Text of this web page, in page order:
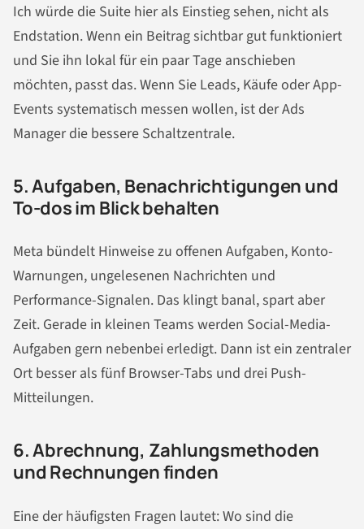
Ich würde die Suite hier als Einstieg sehen, nicht als
Endstation. Wenn ein Beitrag sichtbar gut funktioniert
und Sie ihn lokal für ein paar Tage anschieben
möchten, passt das. Wenn Sie Leads, Käufe oder App-
Events systematisch messen wollen, ist der Ads
Manager die bessere Schaltzentrale.
5. Aufgaben, Benachrichtigungen und
To-dos im Blick behalten
Meta bündelt Hinweise zu offenen Aufgaben, Konto-
Warnungen, ungelesenen Nachrichten und
Performance-Signalen. Das klingt banal, spart aber
Zeit. Gerade in kleinen Teams werden Social-Media-
Aufgaben gern nebenbei erledigt. Dann ist ein zentraler
Ort besser als fünf Browser-Tabs und drei Push-
Mitteilungen.
6. Abrechnung, Zahlungsmethoden
und Rechnungen finden
Eine der häufigsten Fragen lautet: Wo sind die